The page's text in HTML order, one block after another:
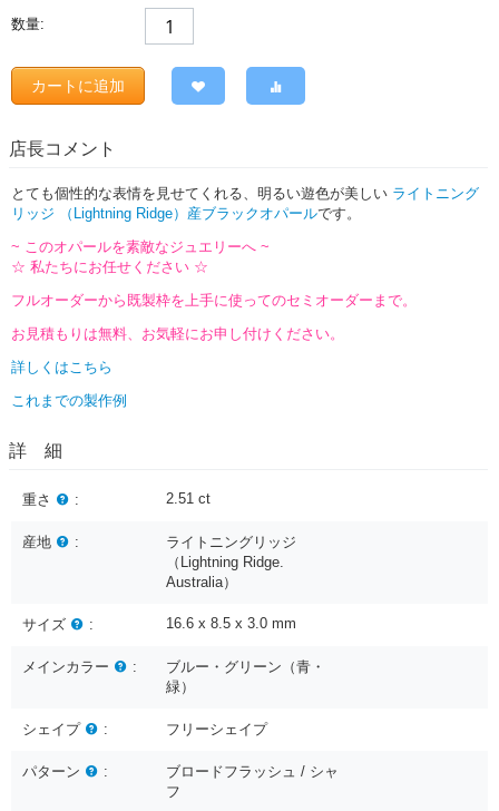
数量:
カートに追加
店長コメント
とても個性的な表情を見せてくれる、明るい遊色が美しい ライトニング
リッジ （Lightning Ridge）産ブラックオパールです。
~ このオパールを素敵なジュエリーへ ~
☆ 私たちにお任せください ☆
フルオーダーから既製枠を上手に使ってのセミオーダーまで。
お見積もりは無料、お気軽にお申し付けください。
詳しくはこちら
これまでの製作例
詳 細
重さ : 2.51 ct
産地 :
ライトニングリッジ
（Lightning Ridge.
Australia）
サイズ : 16.6 x 8.5 x 3.0 mm
メインカラー :
ブルー・グリーン（青・
緑）
シェイプ : フリーシェイプ
パターン :
ブロードフラッシュ / シャ
フ